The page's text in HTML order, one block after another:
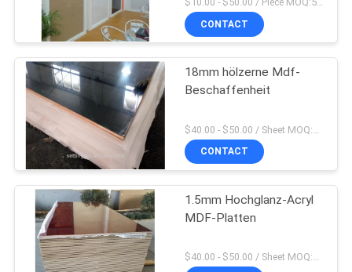
CONTACT
18mm hölzerne Mdf-
Beschaffenheit
CONTACT
1.5mm Hochglanz-Acryl
MDF-Platten
$40.00 - $50.00 / Sheet MOQ:50 Blatt/Blätter